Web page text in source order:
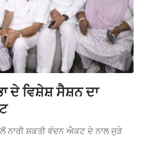
ਦੇ ਵਿਸ਼ੇਸ਼ ਸੈਸ਼ਨ ਦਾ
ਨਾਰੀ ਸ਼ਕਤੀ ਵੰਦਨ ਐਕਟ ਦੇ ਨਾਲ ਜੁੜੇ